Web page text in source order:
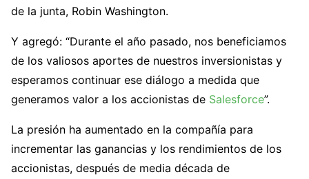
de la junta, Robin Washington.
Y agregó: “Durante el año pasado, nos beneficiamos
de los valiosos aportes de nuestros inversionistas y
esperamos continuar ese diálogo a medida que
generamos valor a los accionistas de Salesforce”.
La presión ha aumentado en la compañía para
incrementar las ganancias y los rendimientos de los
accionistas, después de media década de